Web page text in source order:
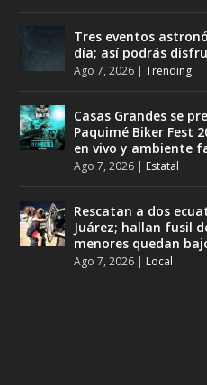
Tres eventos
día; así podrás
Ago 7, 2026 |Trending
Casas Grandes se
Paquimé Biker Fest
en vivo y ambiente
Ago 7, 2026 | Estatal
Rescatan a dos
Juárez; hallan fusil
menores quedan
Ago 7, 2026 | Local